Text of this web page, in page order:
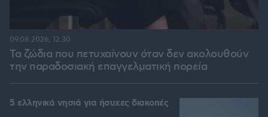
Τα ζώδια που πετυχαίνουν όταν δεν ακολουθούν
την παραδοσιακή επαγγελματική πορεία
09.08.2026, 12:30
5 ελληνικά νησιά για ήσυχες διακοπές